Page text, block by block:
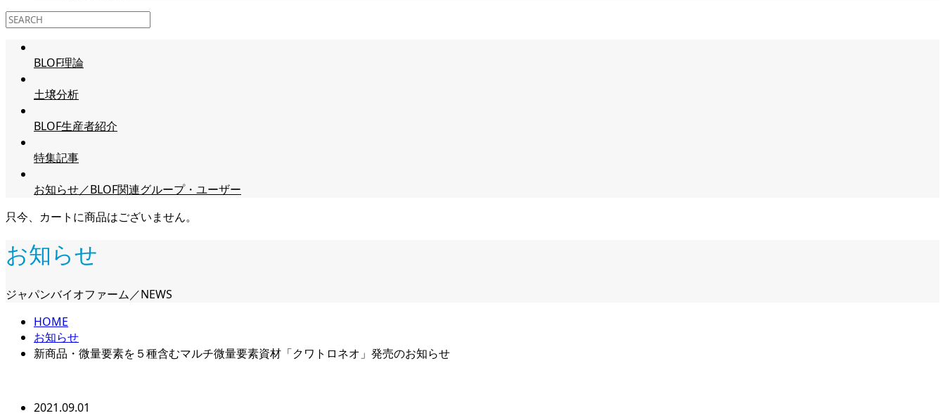
BLOF理論
土壌分析
BLOF生産者紹介
特集記事
お知らせ／BLOF関連グループ・ユーザー
只今、カートに商品はございません。
お知らせ
ジャパンバイオファーム／NEWS
HOME
お知らせ
新商品・微量要素を５種含むマルチ微量要素資材「クワトロネオ」発売のお知らせ
2021.09.01